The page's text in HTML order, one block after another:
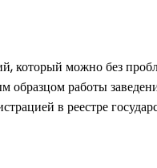
который можно без
образцом работы
в реестре